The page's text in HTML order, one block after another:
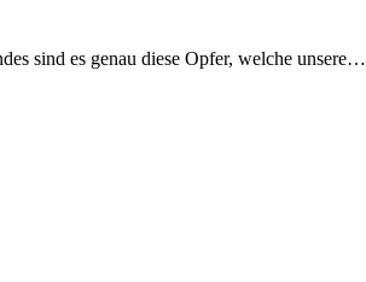
sind es genau diese Opfer, welche unsere…